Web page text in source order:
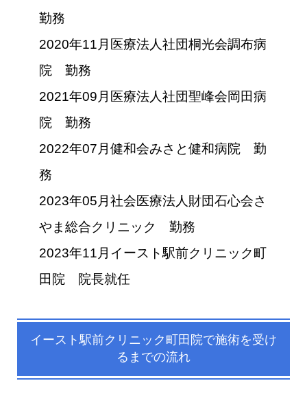
勤務
2020年11月医療法人社団桐光会調布病
院 勤務
2021年09月医療法人社団聖峰会岡田病
院 勤務
2022年07月健和会みさと健和病院 勤
務
2023年05月社会医療法人財団石心会さ
やま総合クリニック 勤務
2023年11月イースト駅前クリニック町
田院 院長就任
イースト駅前クリニック町田院で施術を受け
るまでの流れ